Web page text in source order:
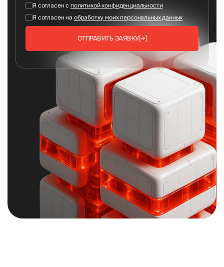
Я согласен с политикой конфиденциальности
Я согласен на обработку моих персональных данных
ОТПРАВИТЬ ЗАЯВКУ[→]